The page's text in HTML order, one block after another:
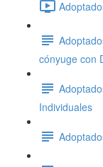
cónyuge con
Individuales